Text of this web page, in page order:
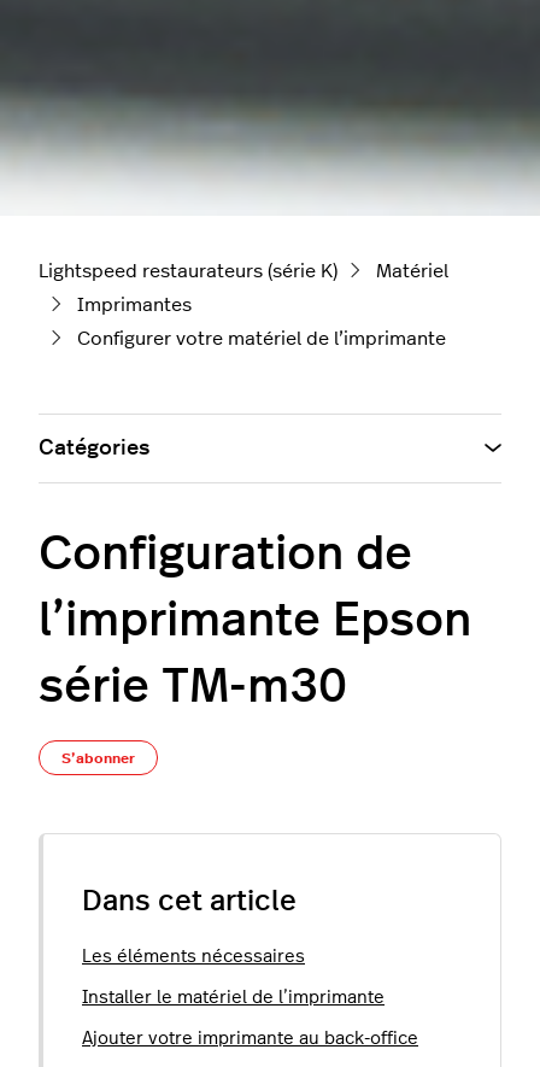
Lightspeed restaurateurs (série K)
Matériel
Imprimantes
Configurer votre matériel de l’imprimante
Configuration de
l’imprimante Epson
série TM-m30
S’abonner
Dans cet article
Les éléments nécessaires
Installer le matériel de l’imprimante
Ajouter votre imprimante au back-office
Catégories